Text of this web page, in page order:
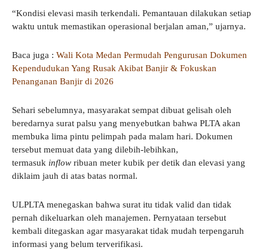
“Kondisi elevasi masih terkendali. Pemantauan dilakukan setiap
waktu untuk memastikan operasional berjalan aman,” ujarnya.
Baca juga : Wali Kota Medan Permudah Pengurusan Dokumen
Kependudukan Yang Rusak Akibat Banjir & Fokuskan
Penanganan Banjir di 2026
Sehari sebelumnya, masyarakat sempat dibuat gelisah oleh
beredarnya surat palsu yang menyebutkan bahwa PLTA akan
membuka lima pintu pelimpah pada malam hari. Dokumen
tersebut memuat data yang dilebih-lebihkan,
termasuk inflow ribuan meter kubik per detik dan elevasi yang
diklaim jauh di atas batas normal.
ULPLTA menegaskan bahwa surat itu tidak valid dan tidak
pernah dikeluarkan oleh manajemen. Pernyataan tersebut
kembali ditegaskan agar masyarakat tidak mudah terpengaruh
informasi yang belum terverifikasi.